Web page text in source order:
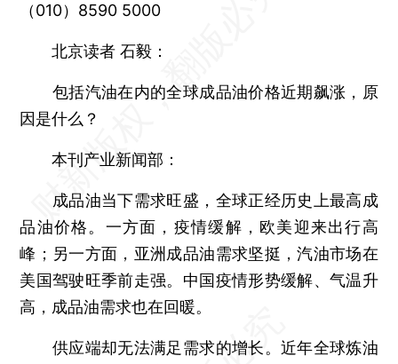
（010）8590 5000
北京读者 石毅：
包括汽油在内的全球成品油价格近期飙涨，原
因是什么？
本刊产业新闻部：
成品油当下需求旺盛，全球正经历史上最高成
品油价格。一方面，疫情缓解，欧美迎来出行高
峰；另一方面，亚洲成品油需求坚挺，汽油市场在
美国驾驶旺季前走强。中国疫情形势缓解、气温升
高，成品油需求也在回暖。
供应端却无法满足需求的增长。近年全球炼油